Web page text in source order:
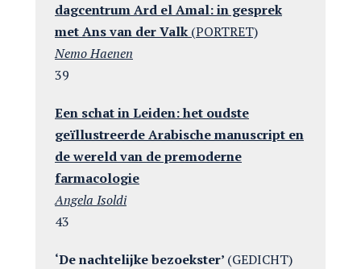
dagcentrum Ard el Amal:in gesprek
met Ans van der Valk (PORTRET)
Nemo Haenen
39
Een schat in Leiden: het oudste
geïllustreerde Arabische manuscript en
de wereld van de premoderne
farmacologie
Angela Isoldi
43
‘De nachtelijke bezoekster’ (GEDICHT)